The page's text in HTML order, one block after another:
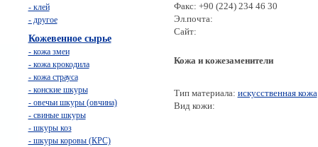
Факс: +90 (224) 234 46 30
Эл.почта:
Сайт:
Кожа и кожезаменители
Тип материала: искусственная кожа
Вид кожи:
- клей
- другое
Кожевенное сырье
- кожа змеи
- кожа крокодила
- кожа страуса
- конские шкуры
- овечьи шкуры (овчина)
- свиные шкуры
- шкуры коз
- шкуры коровы (КРС)